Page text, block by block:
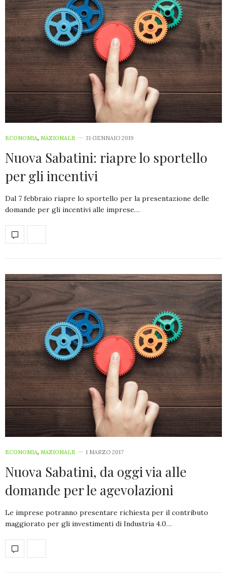
ECONOMIA, NAZIONALE 31 GENNAIO 2019
Nuova Sabatini: riapre lo sportello
per gli incentivi
Dal 7 febbraio riapre lo sportello per la presentazione delle
domande per gli incentivi alle imprese…
ECONOMIA, NAZIONALE 1 MARZO 2017
Nuova Sabatini, da oggi via alle
domande per le agevolazioni
Le imprese potranno presentare richiesta per il contributo
maggiorato per gli investimenti di Industria 4.0…